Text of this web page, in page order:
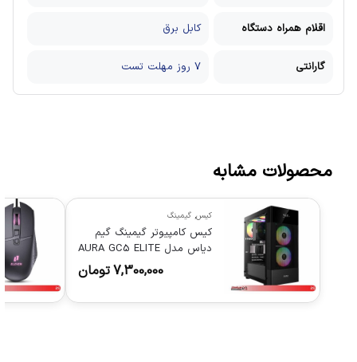
اقلام همراه دستگاه کابل برق
گارانتی 7 روز مهلت تست
محصولات مشابه
کیس, گیمینگ
کیس کامپیوتر گیمینگ گیم
دیاس مدل AURA GC5 ELITE
7,300,000تومان